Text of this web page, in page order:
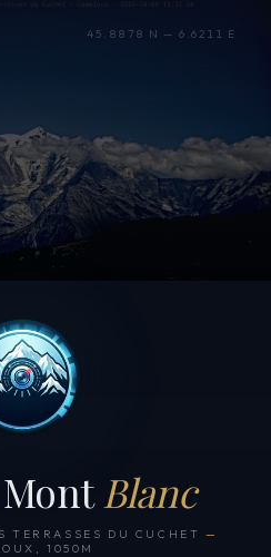
45.8878 N — 6.6211 E
Blanc
TERRASSES DU CUCHET —
1050M